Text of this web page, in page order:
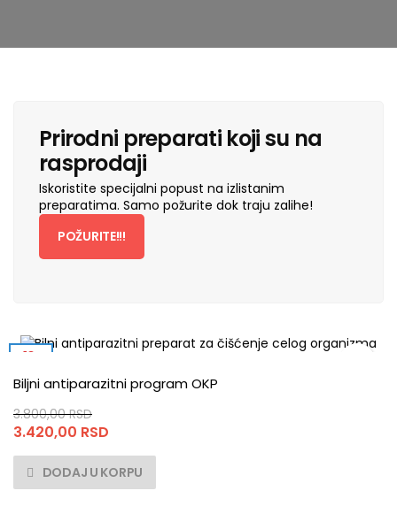
Prirodni preparati koji su na
rasprodaji
Iskoristite specijalni popust na izlistanim
preparatima. Samo požurite dok traju zalihe!
POŽURITE!!!
-10%
Biljni antiparazitni program OKP
3.800,00RSD
Originalna
bila:
3.420,00 RSD
je:
3.420,00 RSD.
DODAJ U KORPU